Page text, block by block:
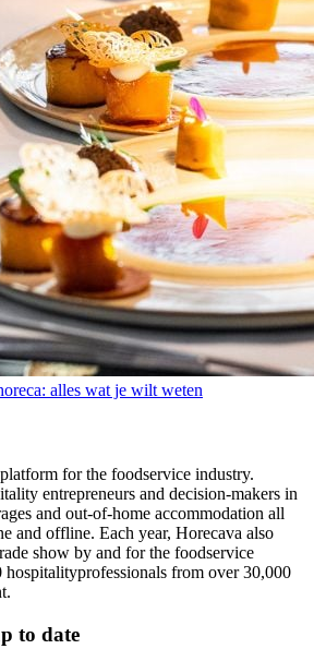
alles wat je wilt weten
for the foodservice industry.
entrepreneurs and decision-makers in
and out-of-home accommodation all
and offline. Each year, Horecava also
show by and for the foodservice
from over 30,000
to date